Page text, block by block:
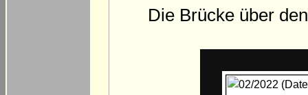
Die Brücke über